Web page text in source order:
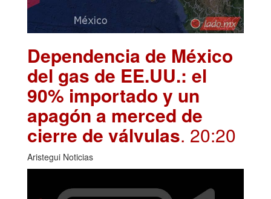
Dependencia de México
del gas de EE.UU.: el
90% importado y un
apagón a merced de
cierre de válvulas. 20:20
Aristegui Noticias